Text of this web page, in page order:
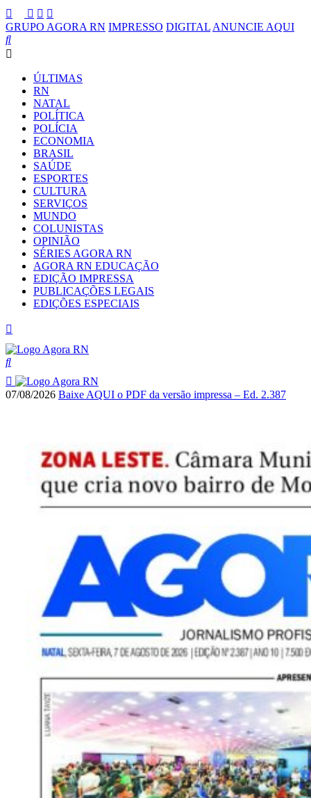
GRUPO AGORA RN IMPRESSO DIGITAL ANUNCIE AQUI
ÚLTIMAS
RN
NATAL
POLÍTICA
POLÍCIA
ECONOMIA
BRASIL
SAÚDE
ESPORTES
CULTURA
SERVIÇOS
MUNDO
COLUNISTAS
OPINIÃO
SÉRIES AGORA RN
AGORA RN EDUCAÇÃO
EDIÇÃO IMPRESSA
PUBLICAÇÕES LEGAIS
EDIÇÕES ESPECIAIS
07/08/2026 Baixe AQUI o PDF da versão impressa – Ed. 2.387